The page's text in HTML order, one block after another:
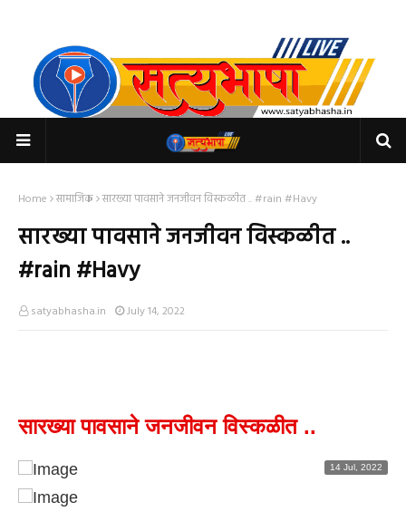
Home सामाजिक सारख्या पावसाने जनजीवन विस्कळीत .. #rain #Havy
सारख्या पावसाने जनजीवन विस्कळीत ..
#rain #Havy
satyabhasha.in July 14, 2022
सारख्या पावसाने जनजीवन विस्कळीत ..
14 Jul, 2022